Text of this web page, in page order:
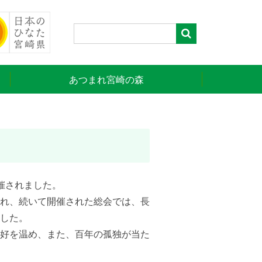
あつまれ宮崎の森
れました。
、続いて開催された総会では、長
た。
を温め、また、百年の孤独が当た